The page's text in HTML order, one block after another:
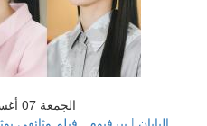
الجمعة 07 أغسطس 2026 01:46 صباحاً